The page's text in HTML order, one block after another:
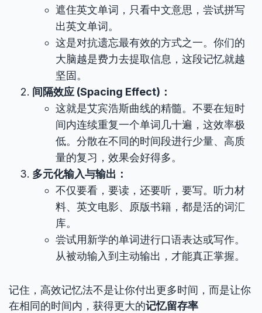
遮住英文单词，只看中文意思，尝试拼写
出英文单词。
这是对抗遗忘最有效的方式之一。你们的
大脑越是费力去提取信息，这段记忆就越
坚固。
间隔效应 (Spacing Effect)：
这就是艾宾浩斯曲线的精髓。不要在短时
间内连续重复一个单词几十遍，这效率极
低。分散在不同的时间段进行少量、高质
量的复习，效果会好得多。
多元化输入与输出：
不仅要看，要读，还要听，要写。听力材
料、英文电影、原版书籍，都是活的词汇
库。
尝试用新学的单词进行口语表达或写作。
从被动输入到主动输出，才能真正掌握。
记住，高效记忆法不是让你付出更多时间，而是让你
在相同的时间内，获得更大的记忆留存率